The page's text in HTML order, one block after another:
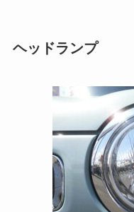
ヘッドランプ